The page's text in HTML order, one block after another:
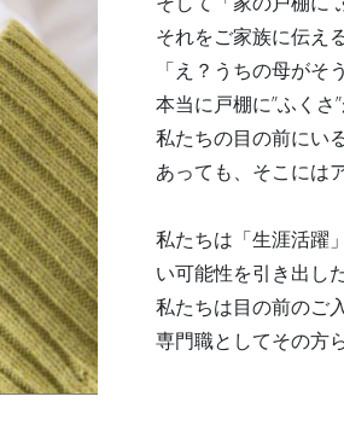
それをご家族に伝え
「え？うちの母がそ
本当に戸棚に”ふくさ
私たちの目の前にい
あっても、そこには
私たちは「生涯活躍
い可能性を引き出し
私たちは目の前のご
専門職としてその方